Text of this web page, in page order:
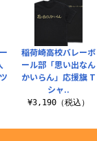
稲荷崎高校バレーボ
ール部「思い出なん
かいらん」応援旗 T
シャ..
¥3,190（税込）